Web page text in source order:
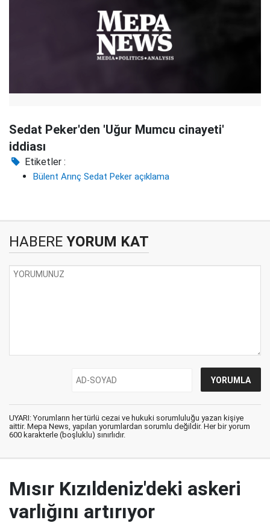
Sedat Peker'den 'Uğur Mumcu cinayeti'
iddiası
Etiketler :
Bülent Arınç Sedat Peker açıklama
HABERE YORUM KAT
UYARI: Yorumların her türlü cezai ve hukuki sorumluluğu yazan kişiye
aittir. Mepa News, yapılan yorumlardan sorumlu değildir. Her bir yorum
600 karakterle (boşluklu) sınırlıdır.
Mısır Kızıldeniz'deki askeri
varlığını artırıyor